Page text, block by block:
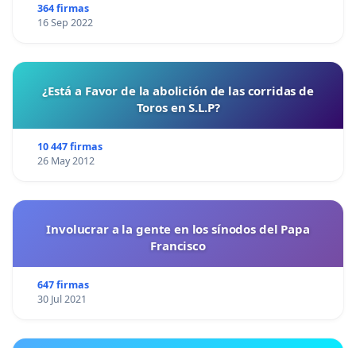
364 firmas
16 Sep 2022
¿Está a Favor de la abolición de las corridas de
Toros en S.L.P?
10 447 firmas
26 May 2012
Involucrar a la gente en los sínodos del Papa
Francisco
647 firmas
30 Jul 2021